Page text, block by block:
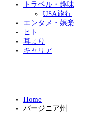
トラベル・趣味
USA旅行
エンタメ・娯楽
ヒト
耳より
キャリア
Home
バージニア州